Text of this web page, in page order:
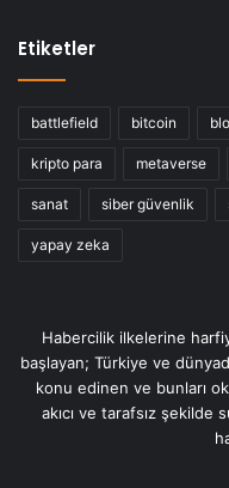
Etiketler
battlefield bitcoin
kripto para metaverse
sanat siber güvenlik
yapay zeka
Habercilik ilkelerine
başlayan; Türkiye ve
konu edinen ve bunları
akıcı ve tarafsız